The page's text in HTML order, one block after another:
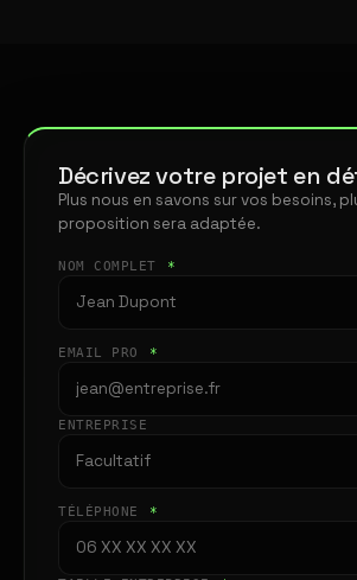
Décrivez votre projet en
Plus nous en savons sur vos besoins,
proposition sera adaptée.
NOM COMPLET *
EMAIL PRO *
ENTREPRISE
TÉLÉPHONE *